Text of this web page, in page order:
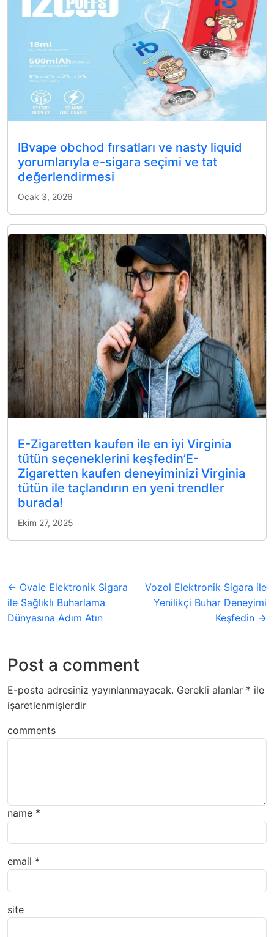
IBvape obchod fırsatları ve nasty liquid
yorumlarıyla e-sigara seçimi ve tat
değerlendirmesi
Ocak 3, 2026
E-Zigaretten kaufen ile en iyi Virginia
tütün seçeneklerini keşfedin’E-
Zigaretten kaufen deneyiminizi Virginia
tütün ile taçlandırın en yeni trendler
burada!
Ekim 27, 2025
← Ovale Elektronik Sigara
ile Sağlıklı Buharlama
Dünyasına Adım Atın
Vozol Elektronik Sigara ile
Yenilikçi Buhar Deneyimi
Keşfedin →
Post a comment
E-posta adresiniz yayınlanmayacak. Gerekli alanlar * ile
işaretlenmişlerdir
comments
name *
email *
site